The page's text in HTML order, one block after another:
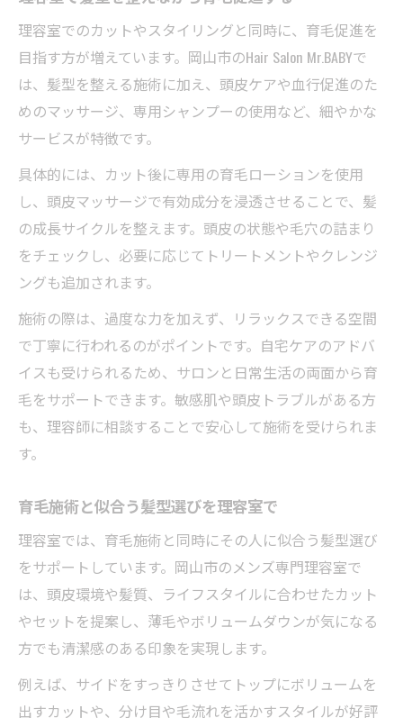
理容室でのカットやスタイリングと同時に、育毛促進を
目指す方が増えています。岡山市のHair Salon Mr.BABYで
は、髪型を整える施術に加え、頭皮ケアや血行促進のた
めのマッサージ、専用シャンプーの使用など、細やかな
サービスが特徴です。
具体的には、カット後に専用の育毛ローションを使用
し、頭皮マッサージで有効成分を浸透させることで、髪
の成長サイクルを整えます。頭皮の状態や毛穴の詰まり
をチェックし、必要に応じてトリートメントやクレンジ
ングも追加されます。
施術の際は、過度な力を加えず、リラックスできる空間
で丁寧に行われるのがポイントです。自宅ケアのアドバ
イスも受けられるため、サロンと日常生活の両面から育
毛をサポートできます。敏感肌や頭皮トラブルがある方
も、理容師に相談することで安心して施術を受けられま
す。
育毛施術と似合う髪型選びを理容室で
理容室では、育毛施術と同時にその人に似合う髪型選び
をサポートしています。岡山市のメンズ専門理容室で
は、頭皮環境や髪質、ライフスタイルに合わせたカット
やセットを提案し、薄毛やボリュームダウンが気になる
方でも清潔感のある印象を実現します。
例えば、サイドをすっきりさせてトップにボリュームを
出すカットや、分け目や毛流れを活かすスタイルが好評